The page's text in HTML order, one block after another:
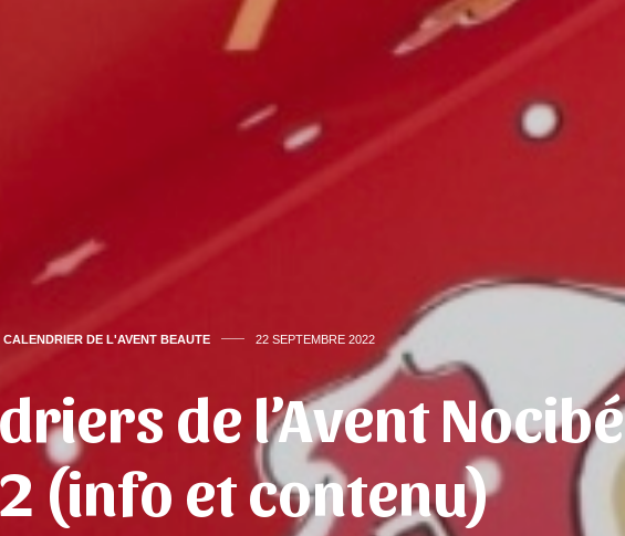
CALENDRIER DE L'AVENT BEAUTE 22 SEPTEMBRE 2022
de l’Avent Nocibé
(info et contenu)